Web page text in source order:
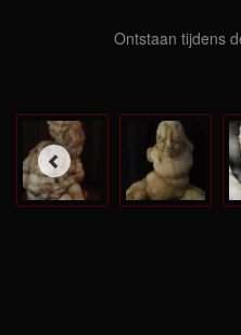
Ontstaan tijdens